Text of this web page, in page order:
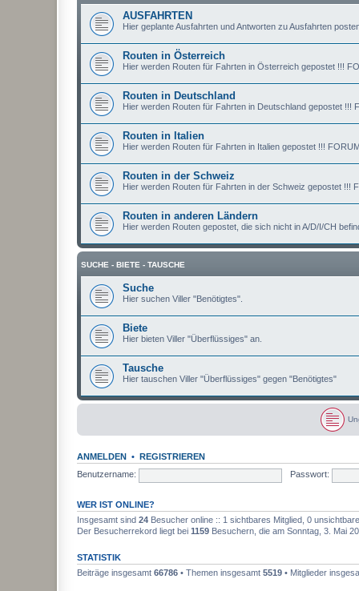
AUSFAHRTEN
Hier geplante Ausfahrten und Antworten zu Ausfahrten
Routen in Österreich
Hier werden Routen für Fahrten in Österreich gepostet !!!
Routen in Deutschland
Hier werden Routen für Fahrten in Deutschland gepostet !!!
Routen in Italien
Hier werden Routen für Fahrten in Italien gepostet !!!
Routen in der Schweiz
Hier werden Routen für Fahrten in der Schweiz gepostet !!!
Routen in anderen Ländern
Hier werden Routen gepostet, die sich nicht in A/D/I/CH
SUCHE - BIETE - TAUSCHE
Suche
Hier suchen Viller "Benötigtes".
Biete
Hier bieten Viller "Überflüssiges" an.
Tausche
Hier tauschen Viller "Überflüssiges" gegen "Benötigtes"
U
e
l
e
B
e
g
ANMELDEN • REGISTRIEREN
Benutzername:
Passwort:
WER IST ONLINE?
Insgesamt sind 24 Besucher online :: 1 sichtbares Mitglied, 0
Der Besucherrekord liegt bei 1159 Besuchern, die am Sonntag, 3. Mai
STATISTIK
Beiträge insgesamt 66786 • Themen insgesamt 5519 • Mitglieder